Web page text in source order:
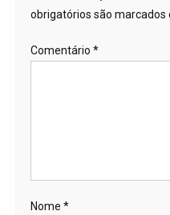
obrigatórios são marcados
Comentário *
Nome *